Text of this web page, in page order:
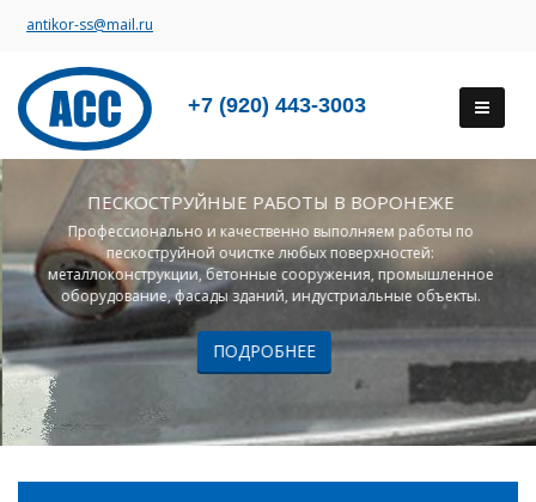
antikor-ss@mail.ru
+7 (920) 443-3003
ПЕСКОСТРУЙНЫЕ РАБОТЫ В ВОРОНЕЖЕ
Профессионально и качественно выполняем работы по
пескоструйной очистке любых поверхностей:
металлоконструкции, бетонные сооружения, промышленное
оборудование, фасады зданий, индустриальные объекты.
ПОДРОБНЕЕ